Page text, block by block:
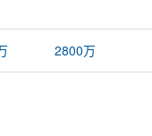
2800万